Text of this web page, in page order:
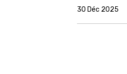
30 Déc 2025